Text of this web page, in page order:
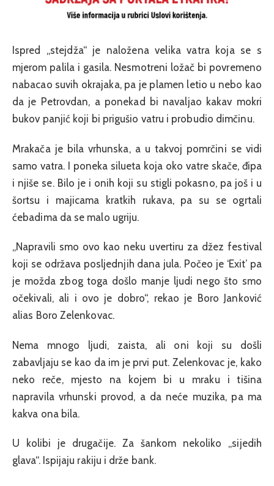
Ispred „stejdža“ je naložena velika vatra koja se s
mjerom palila i gasila. Nesmotreni ložač bi povremeno
nabacao suvih okrajaka, pa je plamen letio u nebo kao
da je Petrovdan, a ponekad bi navaljao kakav mokri
bukov panjić koji bi prigušio vatru i probudio dimčinu.
Mrakača je bila vrhunska, a u takvoj pomrčini se vidi
samo vatra. I poneka silueta koja oko vatre skače, đipa
i njiše se. Bilo je i onih koji su stigli pokasno, pa još i u
šortsu i majicama kratkih rukava, pa su se ogrtali
ćebadima da se malo ugriju.
„Napravili smo ovo kao neku uvertiru za džez festival
koji se održava posljednjih dana jula. Počeo je ‘Exit’ pa
je možda zbog toga došlo manje ljudi nego što smo
očekivali, ali i ovo je dobro“, rekao je Boro Janković
alias Boro Zelenkovac.
Nema mnogo ljudi, zaista, ali oni koji su došli
zabavljaju se kao da im je prvi put. Zelenkovac je, kako
neko reče, mjesto na kojem bi u mraku i tišina
napravila vrhunski provod, a da neće muzika, pa ma
kakva ona bila.
U kolibi je drugačije. Za šankom nekoliko „sijedih
glava“. Ispijaju rakiju i drže bank.